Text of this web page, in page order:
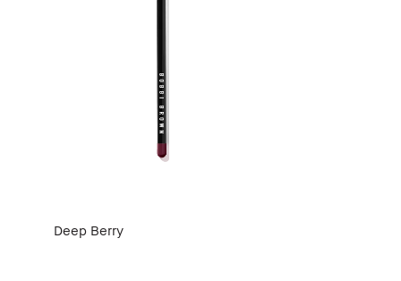
Deep Berry